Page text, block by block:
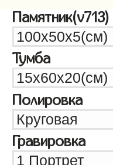
Памятник(v713)
Тумба
Полировка
Гравировка